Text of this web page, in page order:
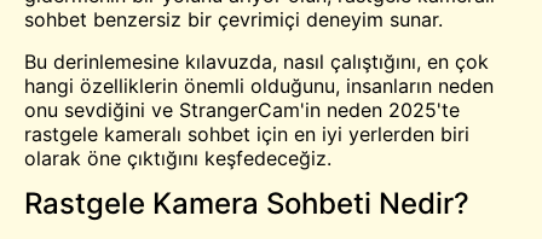
sohbet benzersiz bir çevrimiçi deneyim sunar.
Bu derinlemesine kılavuzda, nasıl çalıştığını, en çok
hangi özelliklerin önemli olduğunu, insanların neden
onu sevdiğini ve StrangerCam'in neden 2025'te
rastgele kameralı sohbet için en iyi yerlerden biri
olarak öne çıktığını keşfedeceğiz.
Rastgele Kamera Sohbeti Nedir?